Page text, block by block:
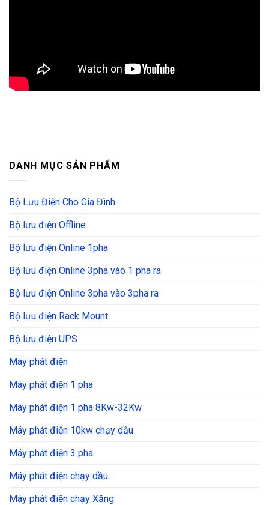
DANH MỤC SẢN PHẨM
Bộ Lưu Điện Cho Gia Đình
Bộ lưu điện Offline
Bộ lưu điện Online 1pha
Bộ lưu điện Online 3pha vào 1 pha ra
Bộ lưu điện Online 3pha vào 3pha ra
Bộ lưu điện Rack Mount
Bộ lưu điện UPS
Máy phát điện
Máy phát điện 1 pha
Máy phát điện 1 pha 8Kw-32Kw
Máy phát điện 10kw chạy dầu
Máy phát điện 3 pha
Máy phát điện chạy dầu
Máy phát điện chạy Xăng